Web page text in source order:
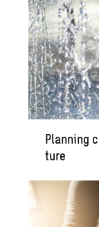
Plan­ning
ture